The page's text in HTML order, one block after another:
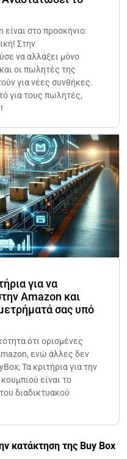
στο προσκήνιο:
Στην
να αλλάξει μόνο
οι πωλητές της
για νέες συνθήκες.
για τους πωλητές,
για να
Amazon και
σας υπό
ότι ορισμένες
ενώ άλλες δεν
Τα κριτήρια για την
είναι το
διαδικτυακού
κατάκτηση της Buy Box